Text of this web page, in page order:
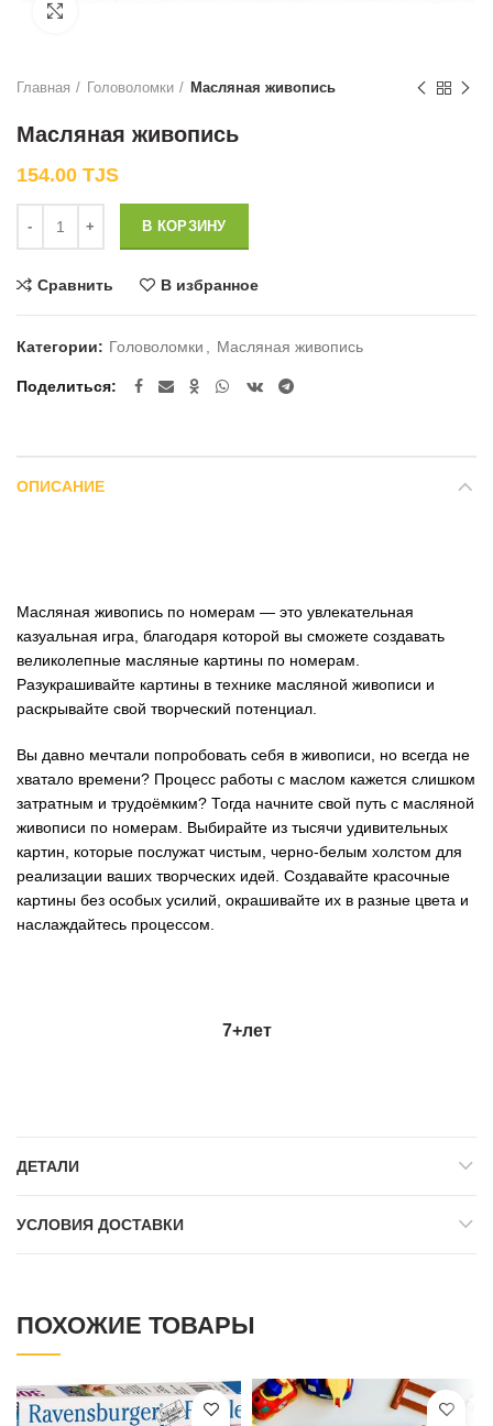
Главная Головоломки Масляная живопись
Масляная живопись
154.00 TJS
В КОРЗИНУ
Сравнить В избранное
Категории: Головоломки Масляная живопись
Поделиться
ОПИСАНИЕ
Масляная живопись по номерам — это увлекательная
казуальная игра, благодаря которой вы сможете создавать
великолепные масляные картины по номерам.
Разукрашивайте картины в технике масляной живописи и
раскрывайте свой творческий потенциал.
Вы давно мечтали попробовать себя в живописи, но всегда не
хватало времени? Процесс работы с маслом кажется слишком
затратным и трудоёмким? Тогда начните свой путь с масляной
живописи по номерам. Выбирайте из тысячи удивительных
картин, которые послужат чистым, черно-белым холстом для
реализации ваших творческих идей. Создавайте красочные
картины без особых усилий, окрашивайте их в разные цвета и
наслаждайтесь процессом.
7+лет
ДЕТАЛИ
УСЛОВИЯ ДОСТАВКИ
ПОХОЖИЕ ТОВАРЫ